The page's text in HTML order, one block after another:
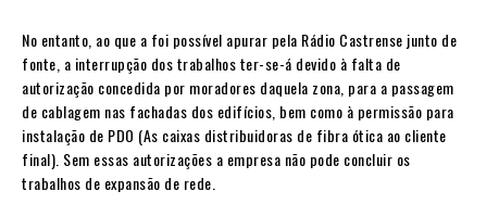
No entanto, ao que a foi possível apurar pela Rádio Castrense junto de
fonte, a interrupção dos trabalhos ter-se-á devido à falta de
autorização concedida por moradores daquela zona, para a passagem
de cablagem nas fachadas dos edifícios, bem como à permissão para
instalação de PDO (As caixas distribuidoras de fibra ótica ao cliente
final). Sem essas autorizações a empresa não pode concluir os
trabalhos de expansão de rede.